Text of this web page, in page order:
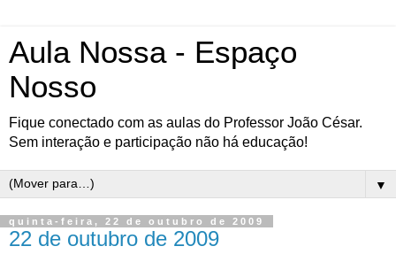
Aula Nossa - Espaço
Nosso
Fique conectado com as aulas do Professor João César.
Sem interação e participação não há educação!
▼
quinta-feira, 22 de outubro de 2009
22 de outubro de 2009